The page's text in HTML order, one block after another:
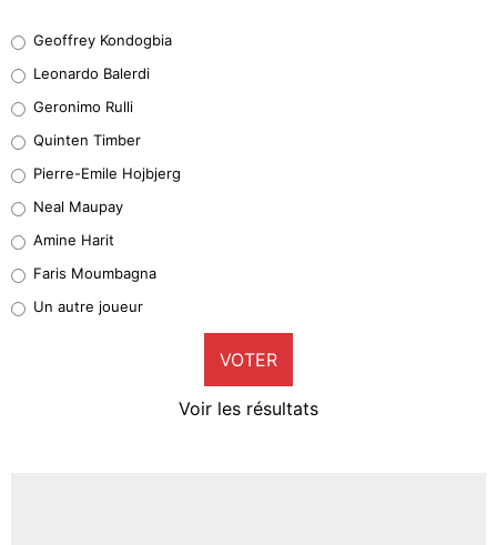
38%
32%
5%
1%
9%
Geoffrey Kondogbia
Leonardo Balerdi
Geronimo Rulli
Quinten Timber
Pierre-Emile Hojbjerg
Neal Maupay
Amine Harit
Faris Moumbagna
Un autre joueur
VOTER
Voir les résultats